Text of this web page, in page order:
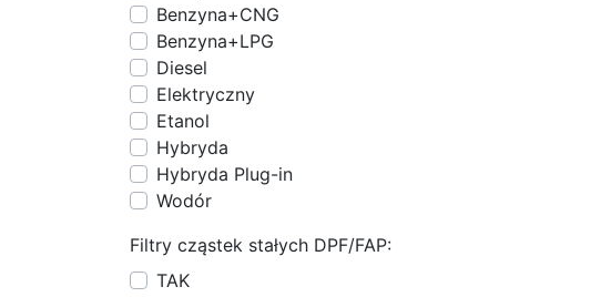
Benzyna+CNG
Benzyna+LPG
Diesel
Elektryczny
Etanol
Hybryda
Hybryda Plug-in
Wodór
Filtry cząstek stałych DPF/FAP:
TAK